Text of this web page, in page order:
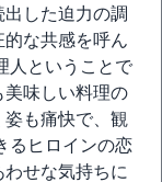
した迫力の調
な共感を呼ん
人ということで
美味しい料理の
も痛快で、観
るヒロインの恋
せな気持ちに